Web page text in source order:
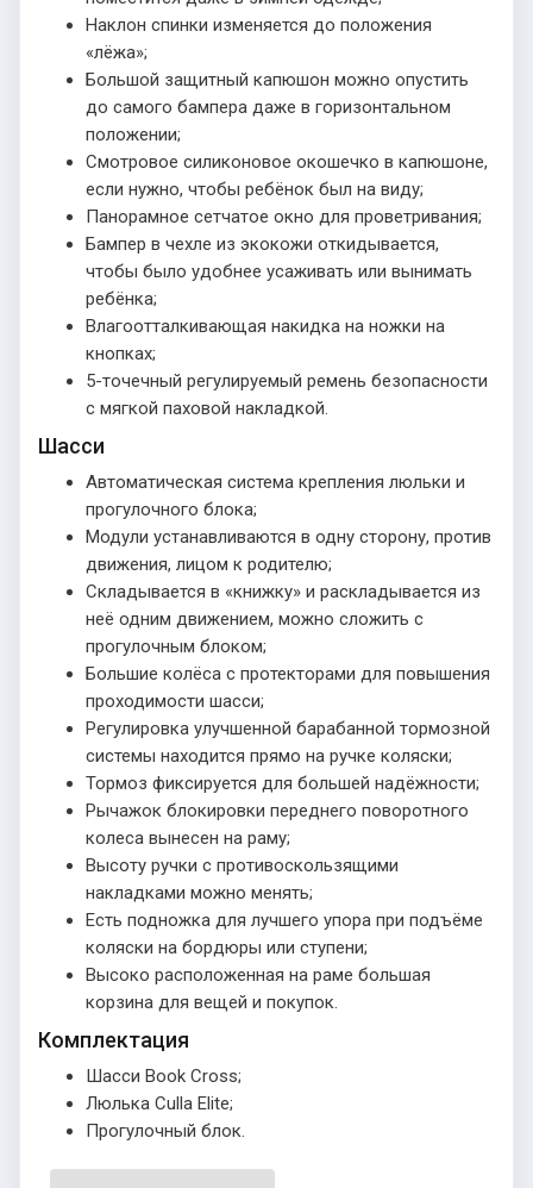
Наклон спинки изменяется до положения
«лёжа»;
Большой защитный капюшон можно опустить
до самого бампера даже в горизонтальном
положении;
Смотровое силиконовое окошечко в капюшоне,
если нужно, чтобы ребёнок был на виду;
Панорамное сетчатое окно для проветривания;
Бампер в чехле из экокожи откидывается,
чтобы было удобнее усаживать или вынимать
ребёнка;
Влагоотталкивающая накидка на ножки на
кнопках;
5-точечный регулируемый ремень безопасности
с мягкой паховой накладкой.
Шасси
Автоматическая система крепления люльки и
прогулочного блока;
Модули устанавливаются в одну сторону, против
движения, лицом к родителю;
Складывается в «книжку» и раскладывается из
неё одним движением, можно сложить с
прогулочным блоком;
Большие колёса с протекторами для повышения
проходимости шасси;
Регулировка улучшенной барабанной тормозной
системы находится прямо на ручке коляски;
Тормоз фиксируется для большей надёжности;
Рычажок блокировки переднего поворотного
колеса вынесен на раму;
Высоту ручки с противоскользящими
накладками можно менять;
Есть подножка для лучшего упора при подъёме
коляски на бордюры или ступени;
Высоко расположенная на раме большая
корзина для вещей и покупок.
Комплектация
Шасси Book Cross;
Люлька Culla Elite;
Прогулочный блок.